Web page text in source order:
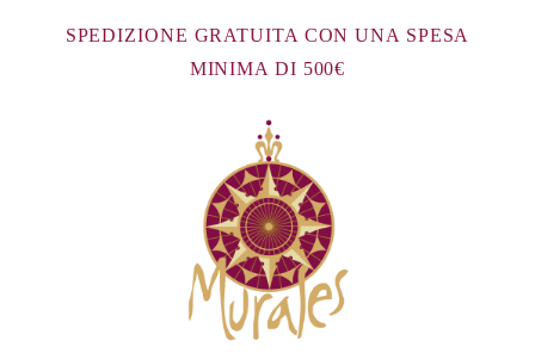
SPEDIZIONE GRATUITA CON UNA SPESA
MINIMA DI 500€